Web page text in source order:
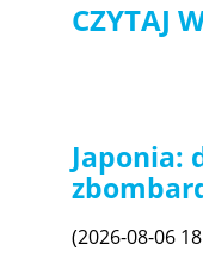
CZYTAJ
Japonia:
(2026-08-06